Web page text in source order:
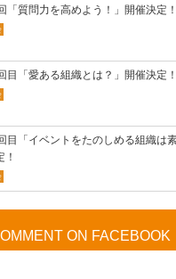
「質問力を高めよう！」開催決定！
目「愛ある組織とは？」開催決定！
目「イベントをたのしめる組織は
！
ON FACEBOOK